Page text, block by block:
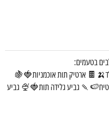
בטעמים:
ארטיק תות אוכמניות🍓🍇
גביע גלידה תות🍓🍨 גביע